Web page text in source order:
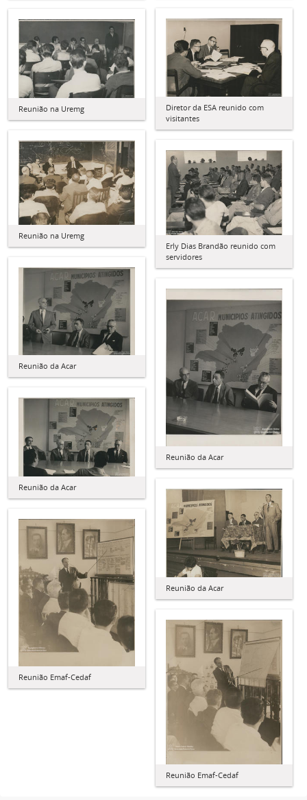
Diretor da ESA reunido com
visitantes
Reunião na Uremg
Reunião na Uremg
Erly Dias Brandão reunido com
servidores
Reunião da Acar
Reunião da Acar
Reunião da Acar
Reunião da Acar
Reunião Emaf-Cedaf
Reunião Emaf-Cedaf